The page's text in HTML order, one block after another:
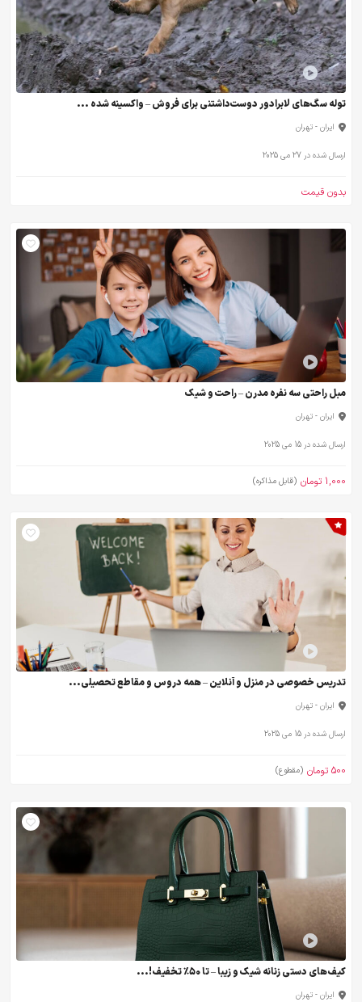
توله سگ‌های لابرادور دوست‌داشتنی برای فروش – واکسینه شده ...
ایران - تهران
ارسال شده در 27 می 2025
بدون قیمت
مبل راحتی سه نفره مدرن – راحت و شیک
ایران - تهران
ارسال شده در 15 می 2025
1,000 تومان (قابل مذاکره)
تدریس خصوصی در منزل و آنلاین – همه دروس و مقاطع تحصیلی...
ایران - تهران
ارسال شده در 15 می 2025
500 تومان (مقطوع)
کیف‌های دستی زنانه شیک و زیبا – تا ۵۰٪ تخفیف!...
ایران - تهران